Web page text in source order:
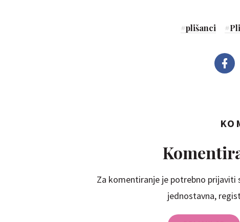
#plišanci #
Za komentiranje je potrebno prijaviti
jednostavna,